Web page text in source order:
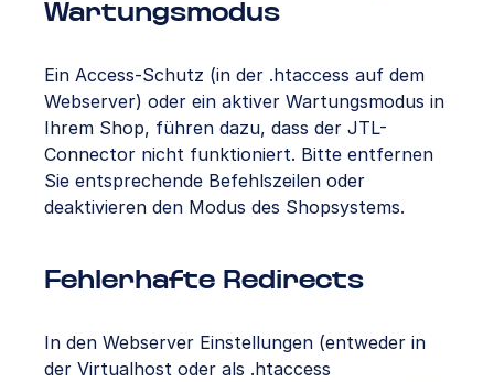
Wartungsmodus
Ein Access-Schutz (in der .htaccess auf dem
Webserver) oder ein aktiver Wartungsmodus in
Ihrem Shop, führen dazu, dass der JTL-
Connector nicht funktioniert. Bitte entfernen
Sie entsprechende Befehlszeilen oder
deaktivieren den Modus des Shopsystems.
Fehlerhafte Redirects
In den Webserver Einstellungen (entweder in
der Virtualhost oder als .htaccess